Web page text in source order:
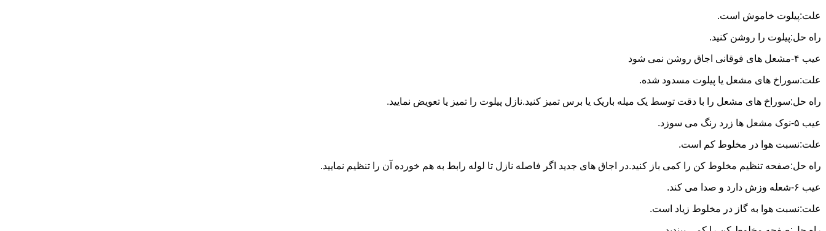
علت:پیلوت خاموش است.
راه حل:پیلوت را روشن کنید.
عیب ۴-مشعل های فوقانی اجاق روشن نمی شود
علت:سوراخ های مشعل یا پیلوت مسدود شده.
راه حل:سوراخ های مشعل را با دقت توسط یک میله باریک یا برس تمیز کنید.نازل پیلوت را تمیز یا تعویض نمایید.
عیب ۵-نوک مشعل ها زرد رنگ می سوزد.
علت:نسبت هوا در مخلوط کم است.
راه حل:صفحه تنظیم مخلوط کن را کمی باز کنید.در اجاق های جدید اگر فاصله نازل تا لوله رابط به هم خورده آن را تنظیم نمایید.
عیب ۶-شعله وزش دارد و صدا می کند.
علت:نسبت هوا به گاز در مخلوط زیاد است.